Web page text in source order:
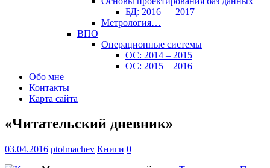
БД: 2016 — 2017
Метрология…
ВПО
Операционные системы
ОС: 2014 – 2015
ОС: 2015 – 2016
Обо мне
Контакты
Карта сайта
«Читательский дневник»
03.04.2016 ptolmachev Книги 0